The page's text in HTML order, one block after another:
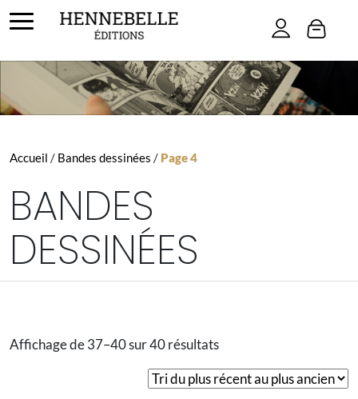
Skip to main content
Accueil / Bandes dessinées / Page 4
BANDES
DESSINÉES
Affichage de 37–40 sur 40 résultatsTrié
du
plus